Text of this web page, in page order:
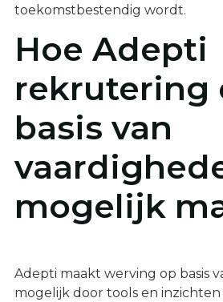
toekomstbestendig wordt.
Hoe Adepti
rekrutering
basis van
mogelijk
Adepti maakt werving op basis
mogelijk door tools en